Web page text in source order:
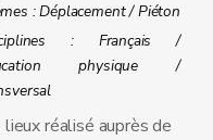
: Déplacement / Piéton
: Français /
physique /
réalisé auprès de